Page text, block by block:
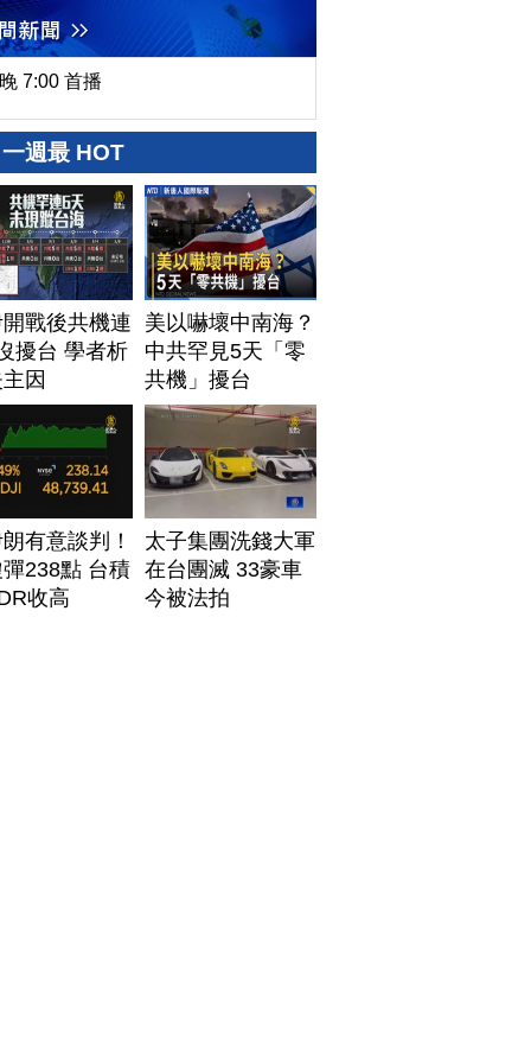
7:00 首播
一週最 HOT
戰後共機連
擾台 學者析
因
美以嚇壞中南海？
中共罕見5天「零
共機」擾台
有意談判！
238點 台積
收高
太子集團洗錢大軍
在台團滅 33豪車
今被法拍